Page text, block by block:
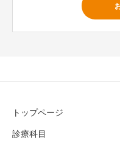
トップページ
診療科目